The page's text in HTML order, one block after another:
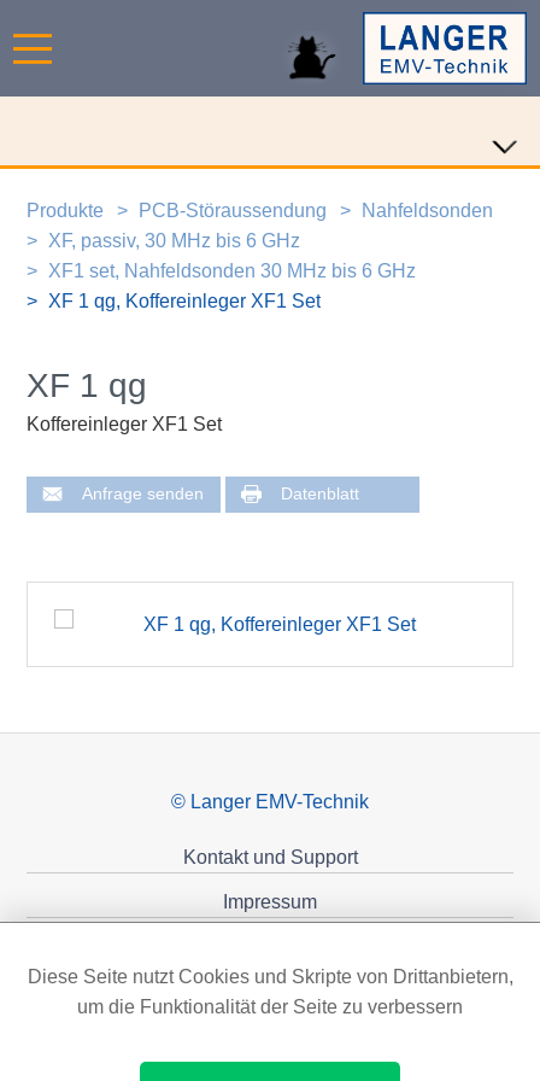
Produkte PCB-Störaussendung
Nahfeldsonden
XF, passiv, 30 MHz bis 6 GHz
XF1 set, Nahfeldsonden 30 MHz bis 6 GHz
XF 1 qg, Koffereinleger XF1 Set
XF 1 qg
Koffereinleger XF1 Set
Anfrage senden Datenblatt
© Langer EMV-Technik
Kontakt und Support
Impressum
Diese Seite nutzt Cookies und Skripte von Drittanbietern,
um die Funktionalität der Seite zu verbessern